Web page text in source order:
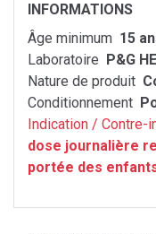
INFORMATIONS
Âge minimum 15
Laboratoire P&G
Nature de produit
Conditionnement
Indication / Contre-
dose journalière
portée des